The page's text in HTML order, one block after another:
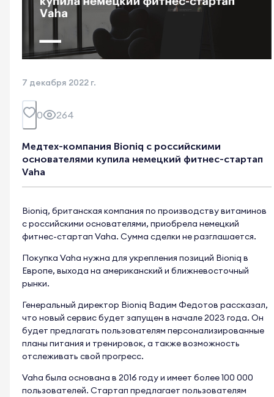
7 декабря 2022 г.
0 264
Медтех-компания Bioniq с российскими
основателями купила немецкий фитнес-стартап
Vaha
Bioniq, британская компания по производству витаминов
с российскими основателями, приобрела немецкий
фитнес-стартап Vaha. Сумма сделки не разглашается.
Покупка Vaha нужна для укрепления позиций Bioniq в
Европе, выхода на американский и ближневосточный
рынки.
Генеральный директор Bioniq Вадим Федотов рассказал,
что новый сервис будет запущен в начале 2023 года. Он
будет предлагать пользователям персонализированные
планы питания и тренировок, а также возможность
отслеживать свой прогресс.
Vaha была основана в 2016 году и имеет более 100 000
пользователей. Стартап предлагает пользователям